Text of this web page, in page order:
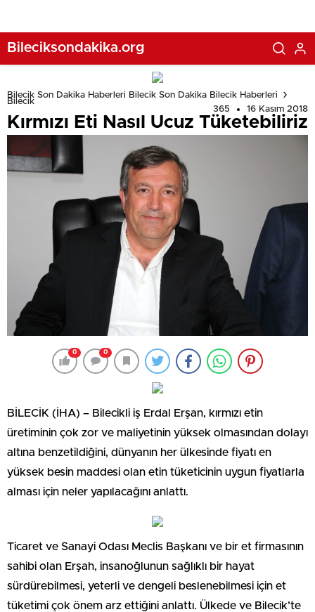
Bileciksondakika.org
Bilecik Son Dakika Haberleri Bilecik Son Dakika Bilecik Haberleri
Bilecik
365
16 Kasım 2018
Kırmızı Eti Nasıl Ucuz Tüketebiliriz
0 0
BİLECİK (İHA) – Bilecikli iş Erdal Erşan, kırmızı etin
üretiminin çok zor ve maliyetinin yüksek olmasından dolayı
altına benzetildiğini, dünyanın her ülkesinde fiyatı en
yüksek besin maddesi olan etin tüketicinin uygun fiyatlarla
alması için neler yapılacağını anlattı.
Ticaret ve Sanayi Odası Meclis Başkanı ve bir et firmasının
sahibi olan Erşah, insanoğlunun sağlıklı bir hayat
sürdürebilmesi, yeterli ve dengeli beslenebilmesi için et
tüketimi çok önem arz ettiğini anlattı. Ülkede ve Bilecik’te